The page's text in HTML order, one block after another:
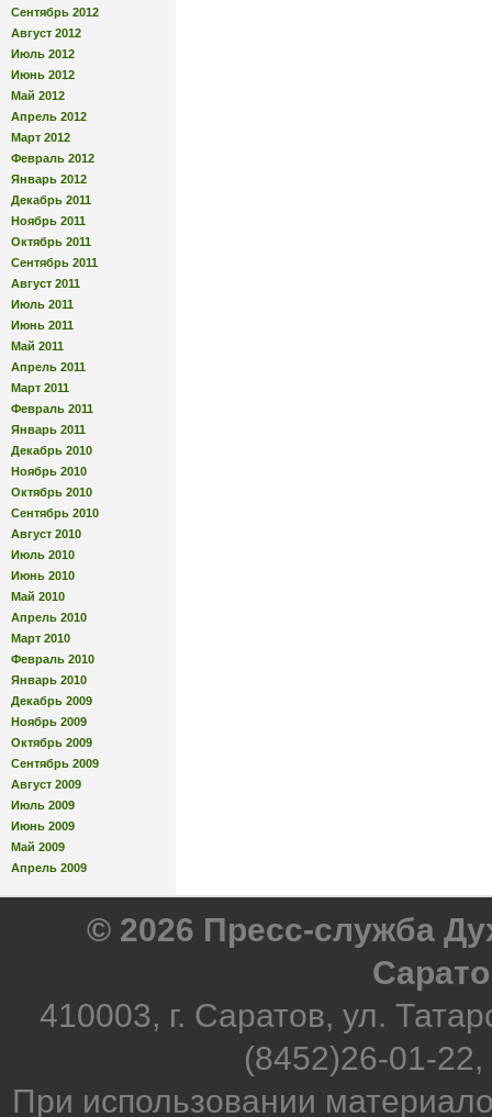
Сентябрь 2012
Август 2012
Июль 2012
Июнь 2012
Май 2012
Апрель 2012
Март 2012
Февраль 2012
Январь 2012
Декабрь 2011
Ноябрь 2011
Октябрь 2011
Сентябрь 2011
Август 2011
Июль 2011
Июнь 2011
Май 2011
Апрель 2011
Март 2011
Февраль 2011
Январь 2011
Декабрь 2010
Ноябрь 2010
Октябрь 2010
Сентябрь 2010
Август 2010
Июль 2010
Июнь 2010
Май 2010
Апрель 2010
Март 2010
Февраль 2010
Январь 2010
Декабрь 2009
Ноябрь 2009
Октябрь 2009
Сентябрь 2009
Август 2009
Июль 2009
Июнь 2009
Май 2009
Апрель 2009
© 2026 Пресс-служба
410003, г. Саратов, ул.
(8452)26-01-
При использовании